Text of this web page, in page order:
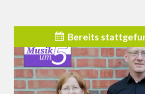
Bereits